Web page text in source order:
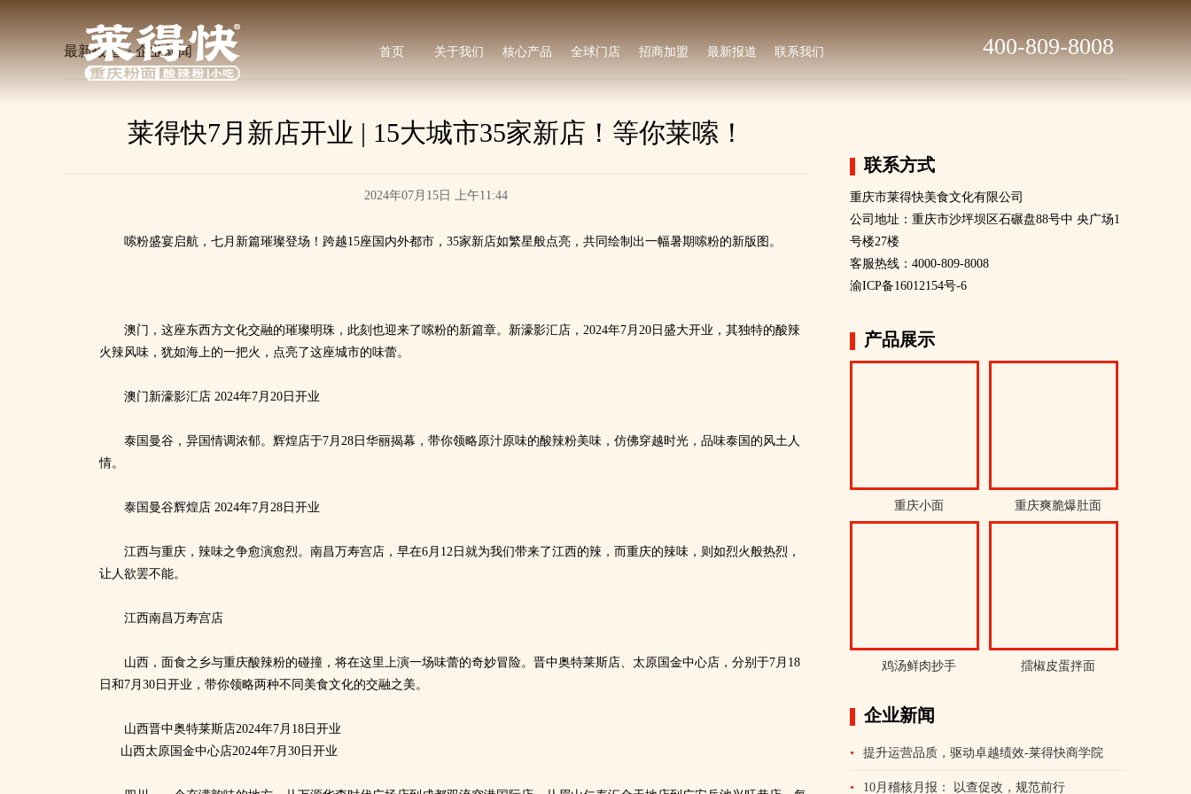
400-809-8008
首页 关于我们 核心产品 全球门店 招商加盟 最新报道 联系我们
最新报道 > 企业新闻
联系方式
重庆市莱得快美食文化有限公司
公司地址：重庆市沙坪坝区石碾盘88号中 央广场1
号楼27楼
客服热线：4000-809-8008
渝ICP备16012154号-6
产品展示
重庆小面 重庆爽脆爆肚面
鸡汤鲜肉抄手 擂椒皮蛋拌面
企业新闻
• 提升运营品质，驱动卓越绩效-莱得快商学院
• 10月稽核月报： 以查促改，规范前行
莱得快7月新店开业 | 15大城市35家新店！等你莱嗦！
2024年07月15日 上午11:44
嗦粉盛宴启航，七月新篇璀璨登场！跨越15座国内外都市，35家新店如繁星般点亮，共同绘制出一幅暑期嗦粉的新版图。
澳门，这座东西方文化交融的璀璨明珠，此刻也迎来了嗦粉的新篇章。新濠影汇店，2024年7月20日盛大开业，其独特的酸辣
火辣风味，犹如海上的一把火，点亮了这座城市的味蕾。
澳门新濠影汇店 2024年7月20日开业
泰国曼谷，异国情调浓郁。辉煌店于7月28日华丽揭幕，带你领略原汁原味的酸辣粉美味，仿佛穿越时光，品味泰国的风土人
情。
泰国曼谷辉煌店 2024年7月28日 开业
江西与重庆，辣味之争愈演愈烈。南昌万寿宫店，早在6月12日就为我们带来了江西的辣，而重庆的辣味，则如烈火般热烈，
让人欲罢不能。
江西南昌万寿宫店
山西，面食之乡与重庆酸辣粉的碰撞，将在这里上演一场味蕾的奇妙冒险。晋中奥特莱斯店、太原国金中心店，分别于7月18
日和7月30日开业，带你领略两种不同美食文化的交融之美。
山西晋中奥特莱斯店2024年7月18日开业
山西太原国金中心店2024年7月30日开业